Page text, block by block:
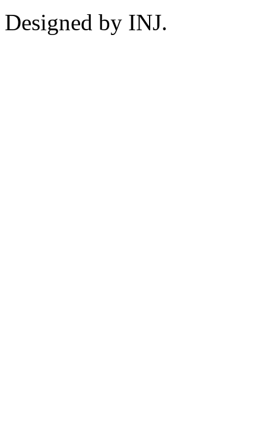
Designed by INJ.